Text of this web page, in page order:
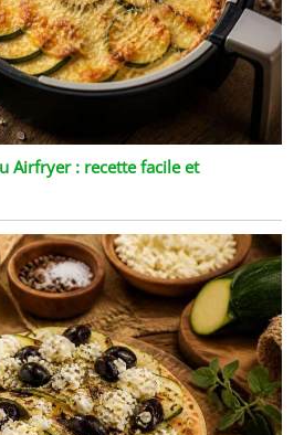
Airfryer : recette facile et